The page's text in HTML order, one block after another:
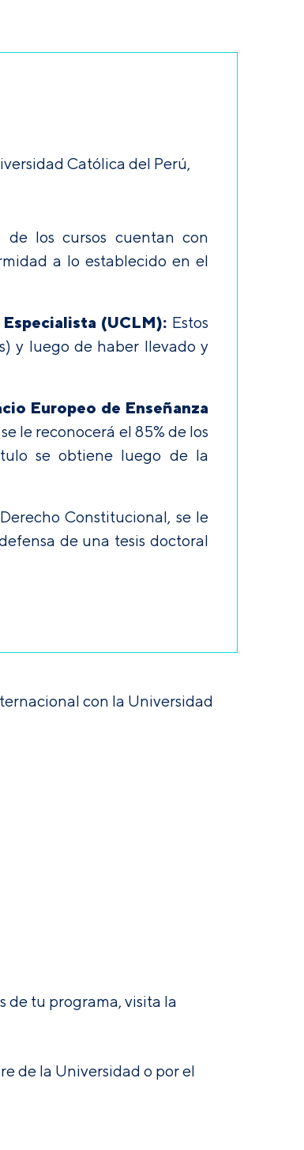
Católica del Perú,
de los cursos cuentan con
a lo establecido en el
(UCLM): Estos
y luego de haber llevado y
Europeo de Enseñanza
le reconocerá el 85% de los
se obtiene luego de la
Constitucional, se le
de una tesis doctoral
con la Universidad
de tu programa, visita la
de la Universidad o por el